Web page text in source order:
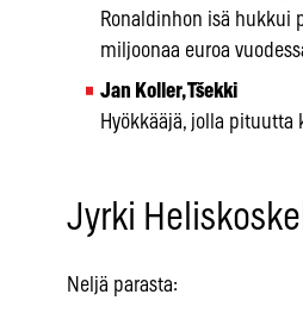
Ronaldinhon isä hukkui
miljoonaa euroa
Jan Koller, Tšekki
Hyökkääjä, jolla
Jyrki
Neljä parasta: